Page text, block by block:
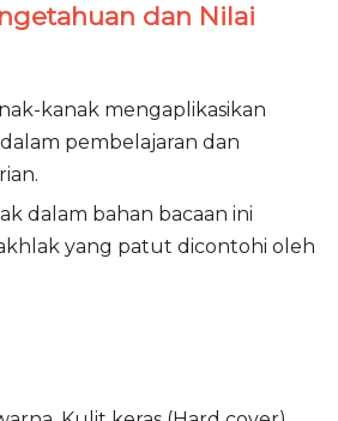
dan Nilai
kanak mengaplikasikan
pembelajaran dan
dalam bahan bacaan ini
yang patut dicontohi oleh